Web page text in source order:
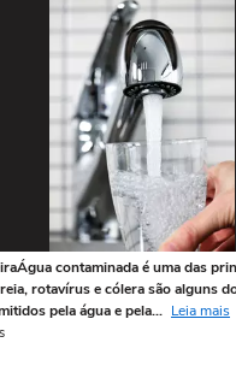
contaminada é uma das
rotavírus e cólera são alguns
pela água e pela... Leia mais